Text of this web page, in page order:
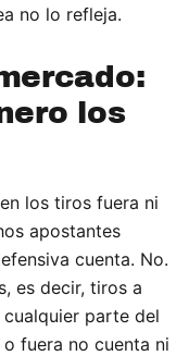
no lo refleja.
los
los tiros fuera ni
apostantes
cuenta. No.
es decir, tiros a
parte del
fuera no cuenta ni